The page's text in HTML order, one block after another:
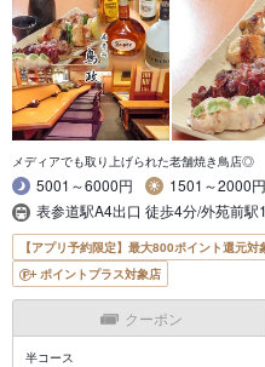
メディアでも取り上げられた老舗焼き鳥店◎
5001～6000円
1501～2000円
表参道駅A4出口 徒歩4分/外苑前
【アプリ予約限定】最大800ポイント還元対
ポイントプラス対象店
クーポン
半コース